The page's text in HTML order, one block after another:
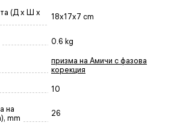
(Д x Ш x
18x17x7 cm
0.6 kg
призма на Амичи с фазова
корекция
10
на
mm
26